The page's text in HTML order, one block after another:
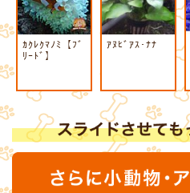
ｶｸﾚｸﾏﾉﾐ【ﾌﾞ
ﾘｰﾄﾞ】
ｱﾇﾋﾞｱｽ･ﾅﾅ